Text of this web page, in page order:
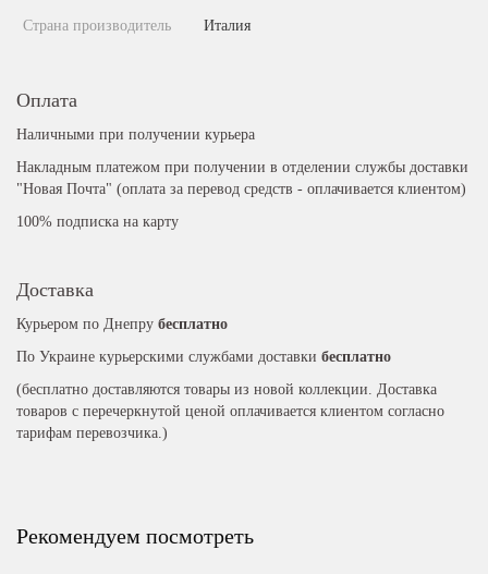
Страна производитель Италия
Оплата
Наличными при получении курьера
Накладным платежом при получении в отделении службы доставки
"Новая Почта" (оплата за перевод средств - оплачивается клиентом)
100% подписка на карту
Доставка
Курьером по Днепру бесплатно
По Украине курьерскими службами доставки бесплатно
(бесплатно доставляются товары из новой коллекции. Доставка
товаров с перечеркнутой ценой оплачивается клиентом согласно
тарифам перевозчика.)
Рекомендуем посмотреть